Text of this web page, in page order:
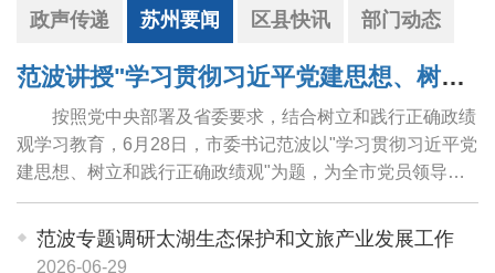
政声传递 苏州要闻 区县快讯 部门动态
范波讲授"学习贯彻习近平党建思想、树立和践行正确政绩观"专题党课
按照党中央部署及省委要求，结合树立和践行正确政绩
观学习教育，6月28日，市委书记范波以"学习贯彻习近平党
建思想、树立和践行正确政绩观"为题，为全市党员领导干
部讲授专题党课。他强调，要坚持用习近平党建思想武装头
脑、指导实践、推动工作，牢固树立和践...
范波专题调研太湖生态保护和文旅产业发展工作
2026-06-29